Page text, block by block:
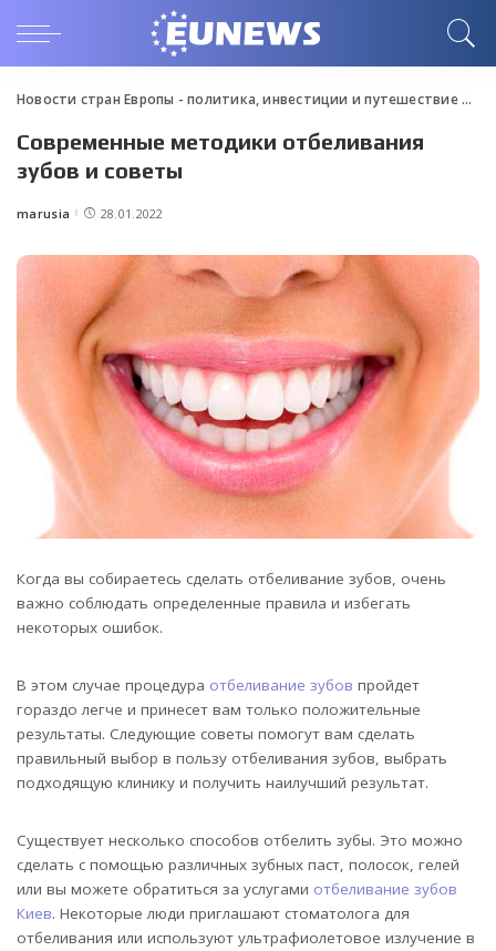
Новости стран Европы - политика, инвестиции и путешествие>
Современные методики отбеливания
зубов и советы
Posted
marusia 28.01.2022
Когда вы собираетесь сделать отбеливание зубов, очень
важно соблюдать определенные правила и избегать
некоторых ошибок.
В этом случае процедура отбеливание зубов пройдет
гораздо легче и принесет вам только положительные
результаты. Следующие советы помогут вам сделать
правильный выбор в пользу отбеливания зубов, выбрать
подходящую клинику и получить наилучший результат.
Существует несколько способов отбелить зубы. Это можно
сделать с помощью различных зубных паст, полосок, гелей
или вы можете обратиться за услугами отбеливание зубов
Киев. Некоторые люди приглашают стоматолога для
отбеливания или используют ультрафиолетовое излучение в